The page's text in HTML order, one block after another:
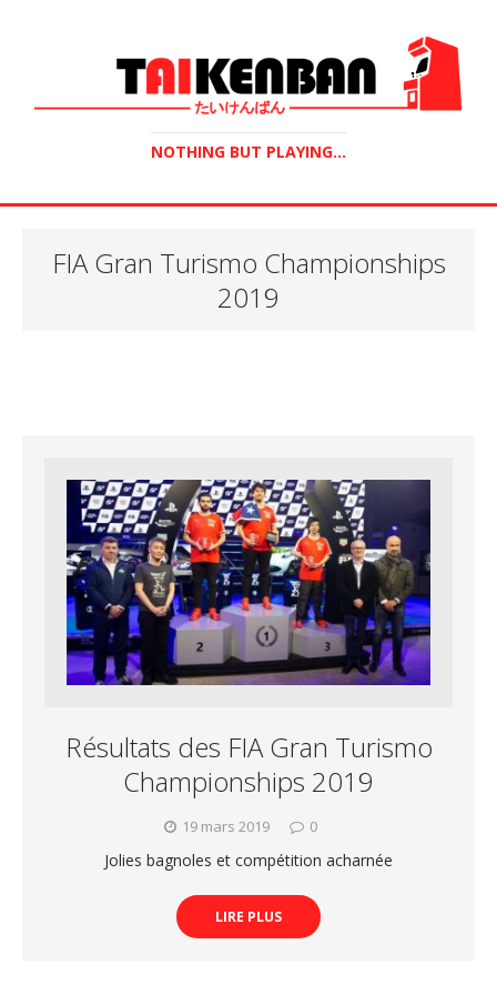
NOTHING BUT PLAYING...
FIA Gran Turismo Championships
2019
Résultats des FIA Gran Turismo
Championships 2019
19 mars 2019 0
Jolies bagnoles et compétition acharnée
LIRE PLUS